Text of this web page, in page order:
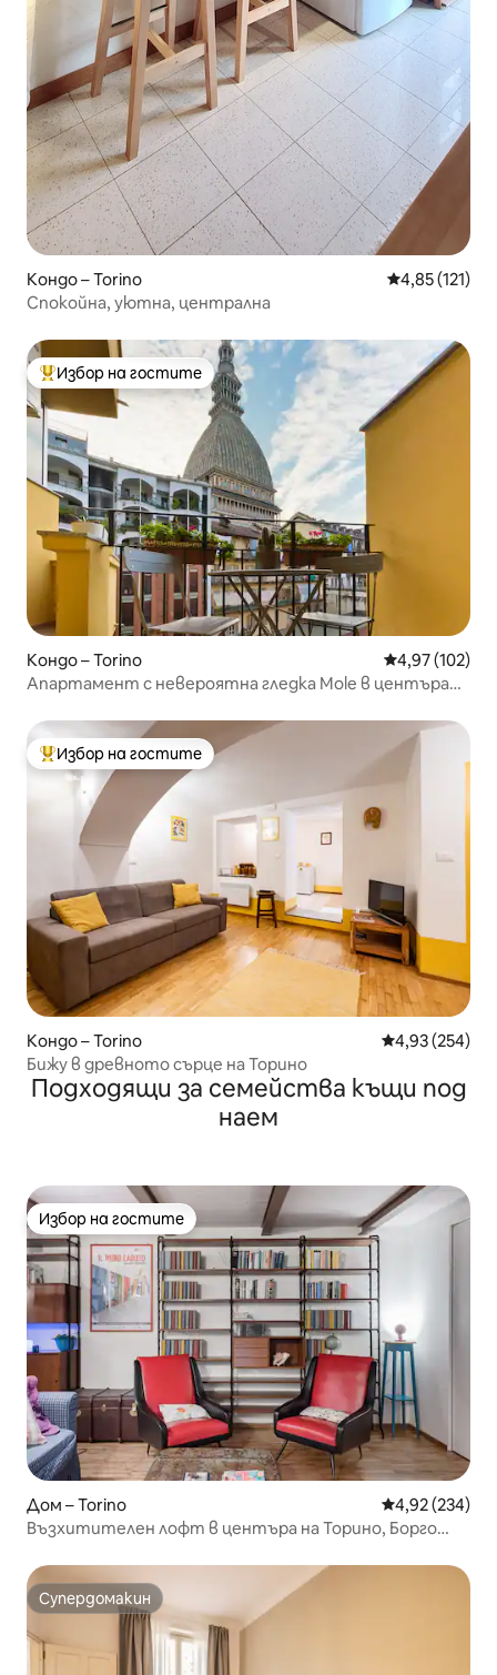
Кондо – Torino Средна
4,85 (121)
Спокойна, уютна, централна
Най-популярен избор на гостите
Избор на гостите
Кондо – Torino Средна
4,97 (102)
Апартамент с невероятна гледка Mole в центъра
Най-популярен избор на гостите
Избор на гостите
Кондо – Torino Средна
4,93 (254)
Бижу в древното сърце на Торино
Подходящи за семейства къщи под
наем
Избор на гостите
Избор на гостите
Дом – Torino Средна
4,92 (234)
Възхитителен лофт в центъра на Торино, Борго
Супердомакин
Супердомакин